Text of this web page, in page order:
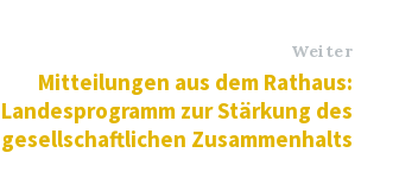
Weiter
Mitteilungen aus dem Rathaus:
Landesprogramm zur Stärkung des
gesellschaftlichen Zusammenhalts